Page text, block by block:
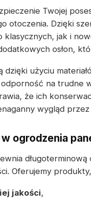
Twojej
otoczenia. Dzięki
klasycznych, jak i
osłon,
dzięki użyciu
na trudne
że ich
wygląd przez
ogrodzenia
Oferujemy
jakości,